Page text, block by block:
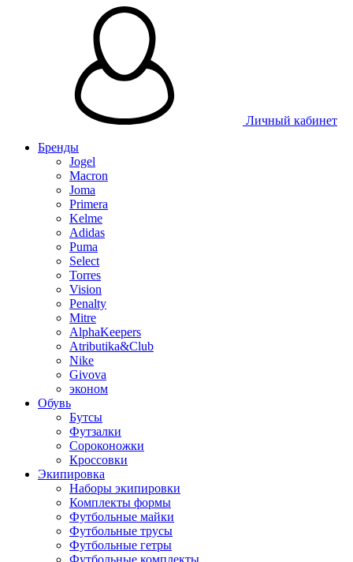
Личный кабинет
Бренды
Jogel
Macron
Joma
Primera
Kelme
Adidas
Puma
Select
Torres
Vision
Penalty
Mitre
AlphaKeepers
Atributika&Club
Nike
Givova
эконом
Обувь
Бутсы
Футзалки
Сороконожки
Кроссовки
Экипировка
Наборы экипировки
Комплекты формы
Футбольные майки
Футбольные трусы
Футбольные гетры
Футбольные комплекты
Таблица размеров